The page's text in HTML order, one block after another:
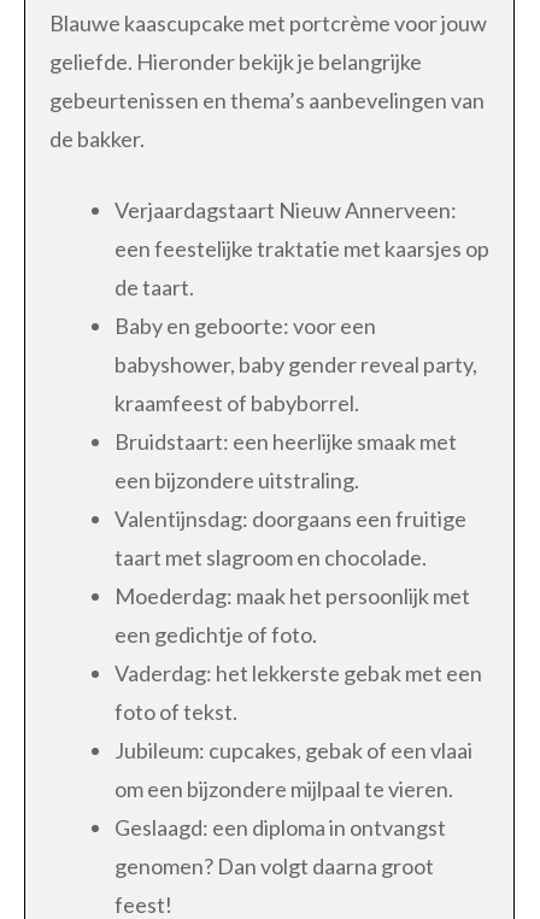
Blauwe kaascupcake met portcrème voor jouw
geliefde. Hieronder bekijk je belangrijke
gebeurtenissen en thema’s aanbevelingen van
de bakker.
Verjaardagstaart Nieuw Annerveen:
een feestelijke traktatie met kaarsjes op
de taart.
Baby en geboorte: voor een
babyshower, baby gender reveal party,
kraamfeest of babyborrel.
Bruidstaart: een heerlijke smaak met
een bijzondere uitstraling.
Valentijnsdag: doorgaans een fruitige
taart met slagroom en chocolade.
Moederdag: maak het persoonlijk met
een gedichtje of foto.
Vaderdag: het lekkerste gebak met een
foto of tekst.
Jubileum: cupcakes, gebak of een vlaai
om een bijzondere mijlpaal te vieren.
Geslaagd: een diploma in ontvangst
genomen? Dan volgt daarna groot
feest!